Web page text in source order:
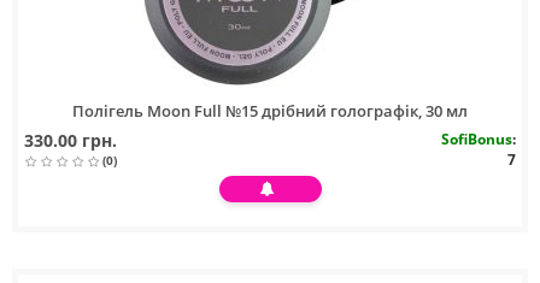
Полігель Moon Full №15 дрібний голографік, 30 мл
330.00 грн.
(0)
SofiBonus:
7